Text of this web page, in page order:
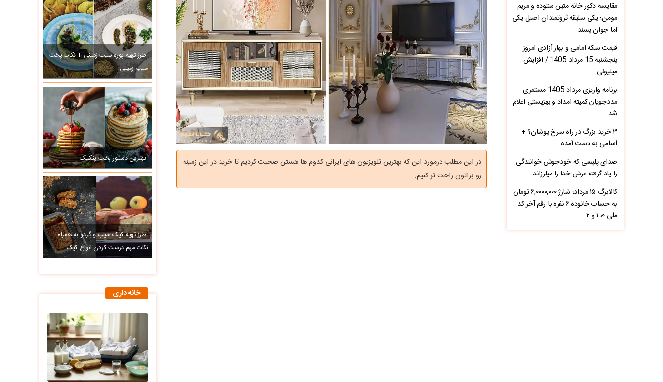
در این مطلب درمورد این که بهترین تلویزیون های ایرانی کدوم ها هستن صحبت کردیم تا خرید در این زمینه
رو براتون راحت تر کنیم.
طرز تهیه پوره سیب زمینی + نکات پخت
سیب زمینی
بهترین دستور پخت پنکیک
طرز تهیه کیک سیب و گردو به همراه
نکات مهم درست کردن انواع کیک
خانه داری
مقایسه دکور خانه متین ستوده و مریم
مومن؛ یکی سلیقه ثروتمندان اصیل یکی
اما جوان پسند
قیمت سکه امامی و بهار آزادی امروز
پنجشنبه 15 مرداد 1405 / افزایش
میلیونی
برنامه واریزی مرداد 1405 مستمری
مددجویان کمیته امداد و بهزیستی اعلام
شد
۳ خرید بزرگ در راه سرخ‌ پوشان؟ +
اسامی به دست آمده
صدای پلیسی که خودجوش خوانندگی
را یاد گرفته عرش خدا را میلرزاند
کالابرگ ۱۵ مرداد؛ شارژ ۶,۰۰۰۰,۰۰۰ تومان
به حساب خانوده ۶ نفره با رقم آخر کد
ملی ۰، ۱ و ۲